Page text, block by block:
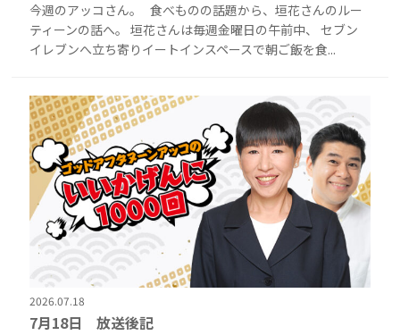
今週のアッコさん。 食べものの話題から、垣花さんのルー
ティーンの話へ。 垣花さんは毎週金曜日の午前中、 セブン
イレブンへ立ち寄りイートインスペースで朝ご飯を食...
2026.07.18
7月18日 放送後記